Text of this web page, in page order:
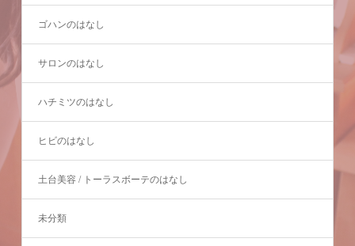
ゴハンのはなし
サロンのはなし
ハチミツのはなし
ヒビのはなし
土台美容 / トーラスボーテのはなし
未分類